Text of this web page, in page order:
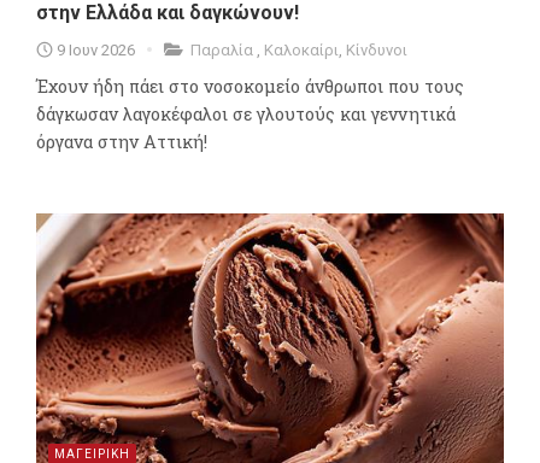
στην Ελλάδα και δαγκώνουν!
9 Ιουν 2026 Παραλία , Καλοκαίρι, Κίνδυνοι
Έχουν ήδη πάει στο νοσοκομείο άνθρωποι που τους
δάγκωσαν λαγοκέφαλοι σε γλουτούς και γεννητικά
όργανα στην Αττική!
ΜΑΓΕΙΡΙΚΗ